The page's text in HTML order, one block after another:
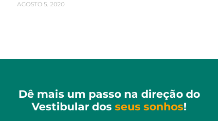
AGOSTO 5, 2020
Dê mais um passo na direção do
Vestibular dos seus sonhos!